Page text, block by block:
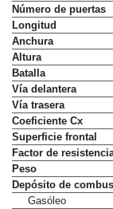
Número de puertas
Longitud
Anchura
Altura
Batalla
Vía delantera
Vía trasera
Coeficiente Cx
Superficie frontal
Factor de
Peso
Depósito de
Gasóleo